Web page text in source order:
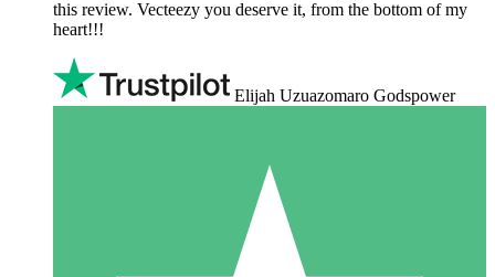
this review. Vecteezy you deserve it, from the bottom of my
heart!!!
Elijah Uzuazomaro Godspower